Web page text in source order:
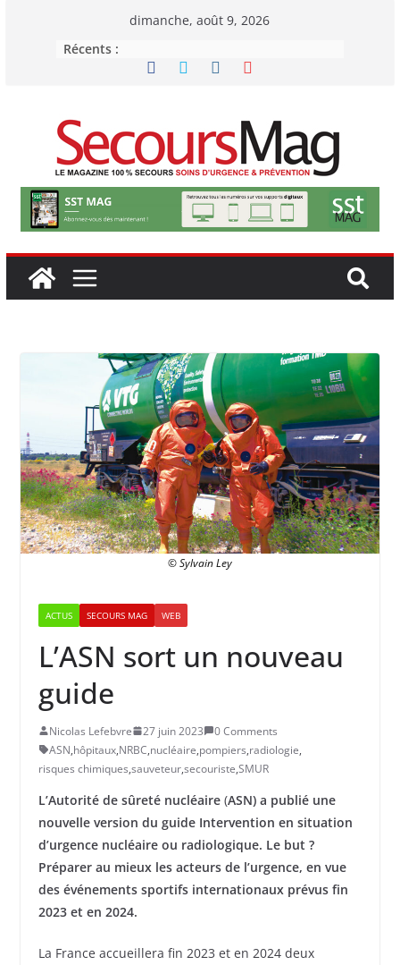
dimanche, août 9, 2026
Récents :
© Sylvain Ley
ACTUS SECOURS MAG WEB
L’ASN sort un nouveau
guide
Nicolas Lefebvre 27 juin 2023
0 Comments
ASN,hôpitaux,NRBC,nucléaire,pompiers,radiologie,
risques chimiques,sauveteur,secouriste,SMUR
L’Autorité de sûreté nucléaire(ASN) a publié une
nouvelle version du guide Intervention en situation
d’urgence nucléaire ou radiologique. Le but ?
Préparer au mieux les acteurs de l’urgence, en vue
des événements sportifs internationaux prévus fin
2023 et en 2024.
La France accueillera fin 2023 et en 2024 deux